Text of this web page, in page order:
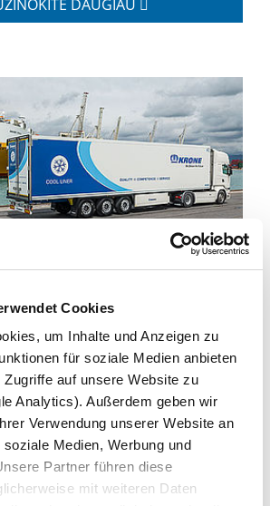
Cookies
um Inhalte und Anzeigen zu
für soziale Medien anbieten
auf unsere Website zu
Analytics). Außerdem geben wir
Verwendung unserer Website an
Medien, Werbung und
Partner führen diese
mit weiteren Daten
DAUGIAU
TELEMATIKOS
Chain“ struktūros.
DAUGIAU